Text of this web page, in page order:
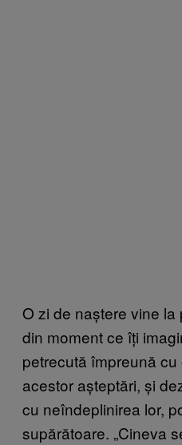
O zi de naștere vine
din moment ce îți
petrecută împreună
acestor așteptări, și
cu neîndeplinirea lor,
supărătoare. „Cineva